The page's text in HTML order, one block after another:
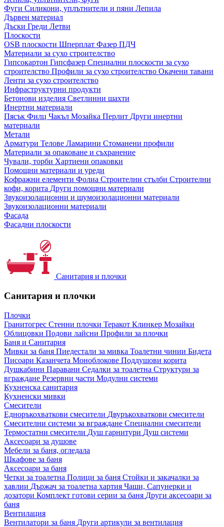
Фуги Силикони, уплътнители и пяни Лепила
Дървен материал
Дъски Греди Летви
Плоскости
OSB плоскости Шперплат Фазер ПДЧ
Материали за сухо строителство
Гипсокартон Гипсфазер Специални плоскости за сухо
строителство Профили за сухо строителство Окачени тавани
Ленти за сухо строителство
Инфраструктурни продукти
Бетонови изделия Светлинни шахти
Инертни материали
Пясък Филц Чакъл Мозайкa Перлит Други инертни
материали
Метали
Арматури Телове Ламарини Стоманени профили
Материали за опаковане и съхранение
Чували, торби Хартиени опаковки
Помощни материали и уреди
Кофражни елементи Фолиа Строителни стълби Строителни
кофи, корита Други помощни материали
Звукоизолационни и шумоизолационни материали
Звукоизолационни материали
Фасада
Фасадни плоскости
Санитария и плочки
Санитария и плочки
Плочки
Гранитогрес Стенни плочки Теракот Клинкер Мозайки
Облицовки Подови лайсни Профили за плочки
Баня и Санитария
Мивки за баня Пиедестали за мивка Тоалетни чинии Бидета
Писоари Казанчета Моноблокове Поддушови корита
Душкабини Паравани Седалки за тоалетна Структури за
вграждане Резервни части Модулни системи
Кухненска санитария
Кухненски мивки
Смесители
Едноръкохваткови смесители Двуръкохваткови смесители
Смесителни системи за вграждане Специални смесители
Термостатни смесители Душ гарнитури Душ системи
Аксесоари за душове
Мебели за баня, огледала
Шкафове за баня
Аксесоари за баня
Четки за тоалетна Полици за баня Стойки и закачалки за
хавлии Държач за тоалетна хартия Чаши, Сапунерки и
дозатори Комплект готови серии за баня Други аксесоари за
баня
Вентилация
Вентилатори за баня Други артикули за вентилация